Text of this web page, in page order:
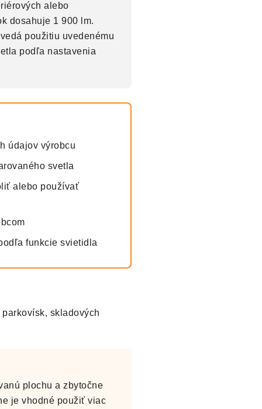
alebo
dosahuje 1 900 lm.
použitiu uvedenému
podľa nastavenia
údajov výrobcu
svetla
alebo používať
funkcie svietidla
skladových
plochu a zbytočne
je vhodné použiť viac